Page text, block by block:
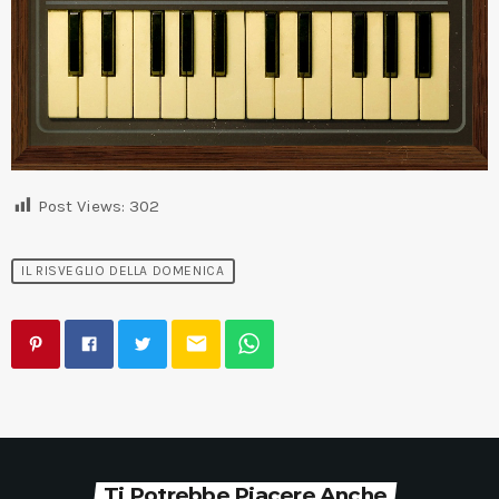
Post Views: 302
IL RISVEGLIO DELLA DOMENICA
email